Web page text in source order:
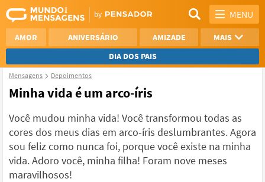
MENU
AMOR ANIVERSÁRIO AMIZADE
MAIS
DIA DOS PAIS
REFLEXÃO
NAMORO
VER TODAS
Mensagens Depoimentos
Minha vida é um arco-íris
Você mudou minha vida! Você transformou todas as
cores dos meus dias em arco-íris deslumbrantes. Agora
sou feliz como nunca foi, porque você existe na minha
vida. Adoro você, minha filha! Foram nove meses
maravilhosos!